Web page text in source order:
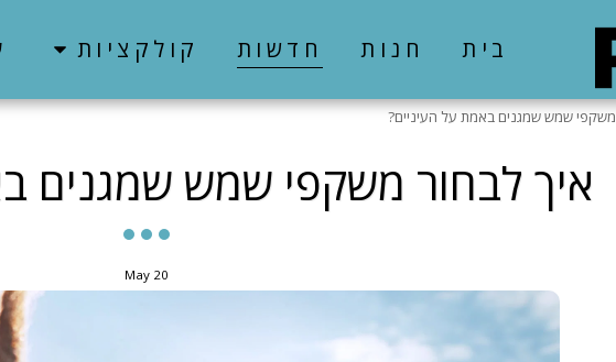
בית חנות חדשות קולקציות
משקפי שמש שמגנים באמת על העיניים?
איך לבחור משקפי שמש שמגנים
20
May